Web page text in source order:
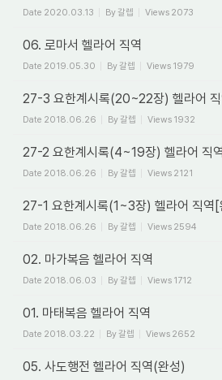
Date 2020.03.13 By갈렙 Views 2073
06. 로마서 헬라어 직역
Date 2019.05.30 By갈렙 Views 1979
27-3 요한계시록(20~22장) 헬라어
Date 2018.06.26 By갈렙 Views 1932
27-2 요한계시록(4~19장) 헬라어 직
Date 2018.06.26 By갈렙 Views 2121
27-1 요한계시록(1~3장) 헬라어 직역[
Date 2018.06.26 By갈렙 Views 2594
02. 마가복음 헬라어 직역
Date 2018.06.03 By갈렙 Views 1712
01. 마태복음 헬라어 직역
Date 2018.03.22 By갈렙 Views 2652
05. 사도행전 헬라어 직역(완성)